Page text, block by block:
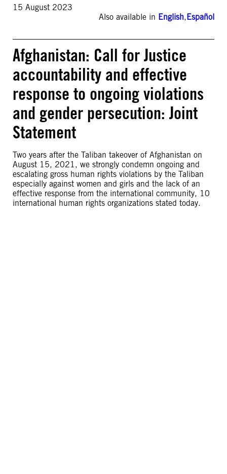
15 August 2023
Also available in English,Español
Afghanistan: Call for Justice
accountability and effective
response to ongoing violations
and gender persecution: Joint
Statement
Two years after the Taliban takeover of Afghanistan on
August 15, 2021, we strongly condemn ongoing and
escalating gross human rights violations by the Taliban
especially against women and girls and the lack of an
effective response from the international community, 10
international human rights organizations stated today.